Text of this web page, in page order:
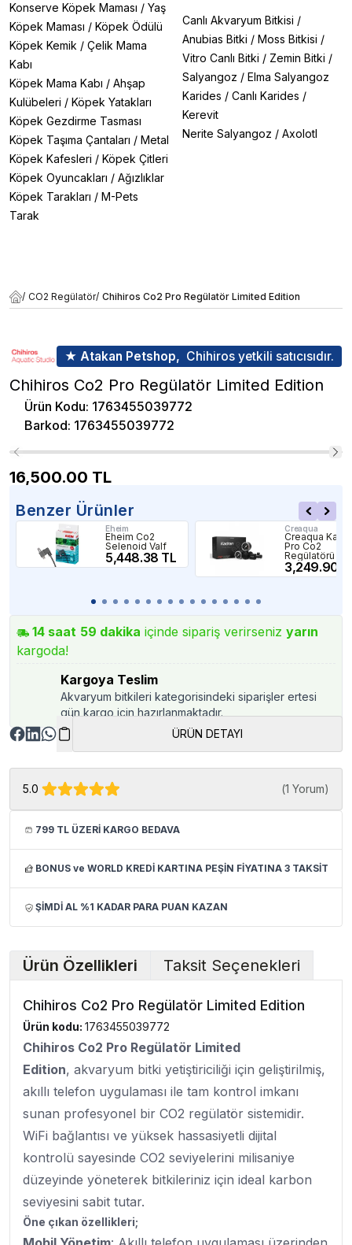
Konserve Köpek Maması / Yaş
Köpek Maması / Köpek Ödülü
Köpek Kemik / Çelik Mama
Kabı
Köpek Mama Kabı / Ahşap
Kulübeleri / Köpek Yatakları
Köpek Gezdirme Tasması
Köpek Taşıma Çantaları / Metal
Köpek Kafesleri / Köpek Çitleri
Köpek Oyuncakları / Ağızlıklar
Köpek Tarakları / M-Pets
Tarak
Canlı Akvaryum Bitkisi /
Anubias Bitki / Moss Bitkisi /
Vitro Canlı Bitki / Zemin Bitki /
Salyangoz / Elma Salyangoz
Karides / Canlı Karides /
Kerevit
Nerite Salyangoz / Axolotl
/ CO2 Regülatör/ Chihiros Co2 Pro Regülatör Limited Edition
★ Atakan Petshop, Chihiros yetkili satıcısıdır.
Chihiros Co2 Pro Regülatör Limited Edition
Ürün Kodu: 1763455039772
Barkod: 1763455039772
16,500.00 TL
Benzer Ürünler
Eheim
Eheim Co2
Selenoid Valf
5,448.38 TL
Creaqua
Creaqua
Pro Co2
Regülatörü
3,249.90
14 saat 59 dakika içinde sipariş verirseniz yarın
kargoda!
Kargoya Teslim
Akvaryum bitkileri kategorisindeki siparişler ertesi
gün kargo için hazırlanmaktadır.
ÜRÜN DETAYI
5.0 (1 Yorum)
799 TL ÜZERİ KARGO BEDAVA
BONUS ve WORLD KREDİ KARTINA PEŞİN FİYATINA 3 TAKSİT
ŞİMDİ AL %1 KADAR PARA PUAN KAZAN
Ürün Özellikleri Taksit Seçenekleri
Chihiros Co2 Pro Regülatör Limited Edition
Ürün kodu: 1763455039772
Chihiros Co2 Pro Regülatör Limited
Edition, akvaryum bitki yetiştiriciliği için geliştirilmiş,
akıllı telefon uygulaması ile tam kontrol imkanı
sunan profesyonel bir CO2 regülatör sistemidir.
WiFi bağlantısı ve yüksek hassasiyetli dijital
kontrolü sayesinde CO2 seviyelerini milisaniye
düzeyinde yöneterek bitkileriniz için ideal karbon
seviyesini sabit tutar.
Öne çıkan özellikleri;